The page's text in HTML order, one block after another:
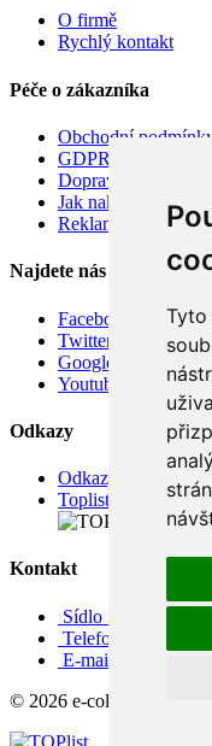
Tyto
O firmě
Rychlý kontakt
Péče o zákazníka
Obchodní
GDPR
Doprava
Jak nakupovat
Reklamace
Najdete nás
Facebook
Twitter
Google
Youtube
Odkazy
Odkazy
Toplist
Kontakt
Sídlo firmy:
Telefon: +420 608
E-mail: info@e-
© 2026 e-color.cz